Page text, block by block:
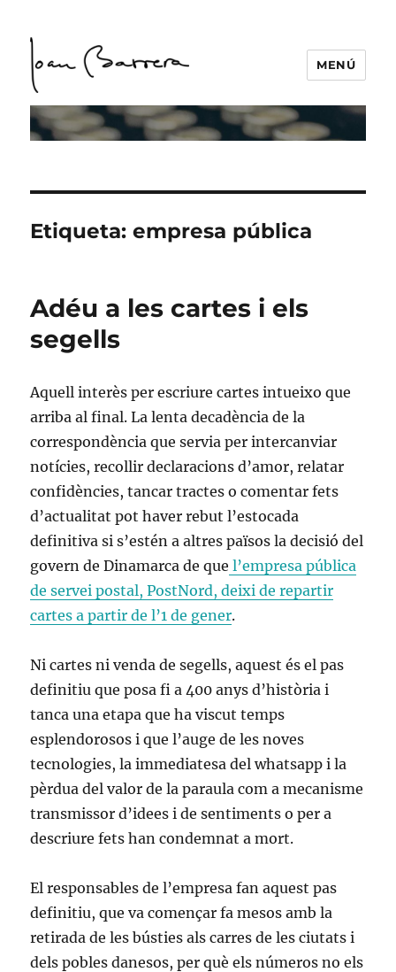
MENÚ
Etiqueta:empresa pública
Adéu a les cartes i els
segells
Aquell interès per escriure cartes intueixo que
arriba al final. La lenta decadència de la
correspondència que servia per intercanviar
notícies, recollir declaracions d’amor, relatar
confidències, tancar tractes o comentar fets
d’actualitat pot haver rebut l’estocada
definitiva si s’estén a altres països la decisió del
govern de Dinamarca de que l’empresa pública
de servei postal, PostNord, deixi de repartir
cartes a partir de l’1 de gener.
Ni cartes ni venda de segells, aquest és el pas
definitiu que posa fi a 400 anys d’història i
tanca una etapa que ha viscut temps
esplendorosos i que l’auge de les noves
tecnologies, la immediatesa del whatsapp i la
pèrdua del valor de la paraula com a mecanisme
transmissor d’idees i de sentiments o per a
descriure fets han condemnat a mort.
El responsables de l’empresa fan aquest pas
definitiu, que va començar fa mesos amb la
retirada de les bústies als carres de les ciutats i
dels pobles danesos, per què els números no els